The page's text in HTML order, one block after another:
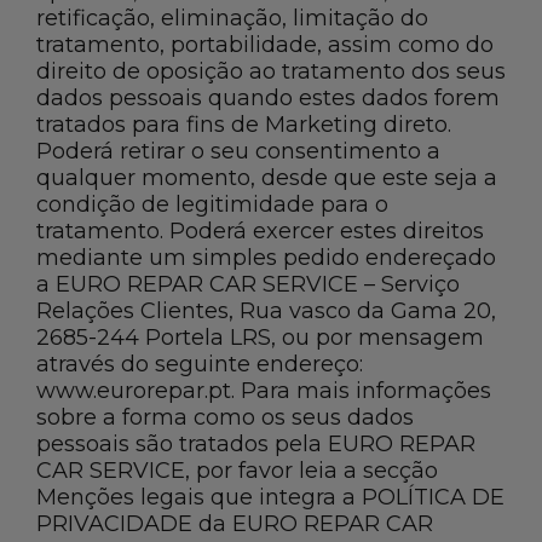
retificação, eliminação, limitação do
tratamento, portabilidade, assim como do
direito de oposição ao tratamento dos seus
dados pessoais quando estes dados forem
tratados para fins de Marketing direto.
Poderá retirar o seu consentimento a
qualquer momento, desde que este seja a
condição de legitimidade para o
tratamento. Poderá exercer estes direitos
mediante um simples pedido endereçado
a EURO REPAR CAR SERVICE – Serviço
Relações Clientes, Rua vasco da Gama 20,
2685-244 Portela LRS, ou por mensagem
através do seguinte endereço:
www.eurorepar.pt. Para mais informações
sobre a forma como os seus dados
pessoais são tratados pela EURO REPAR
CAR SERVICE, por favor leia a secção
Menções legais que integra a POLÍTICA DE
PRIVACIDADE da EURO REPAR CAR